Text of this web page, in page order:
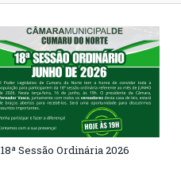
18ª Sessão Ordinária 2026